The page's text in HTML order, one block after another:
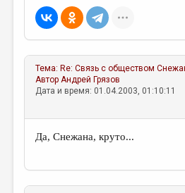
ПУБЛИЦИСТИКА
РЕЦЕНЗИРОВАНИЕ
ЦИКЛЫ ПУБЛИКАЦИЙ
ТРЕДИАКОВСКИЙ
ВКОНТАКТЕ
Тема: Re: Связь с обществом
АвторАндрей Грязов
Дата и время: 01.04.2003, 01:10:11
Да, Снежана, круто...